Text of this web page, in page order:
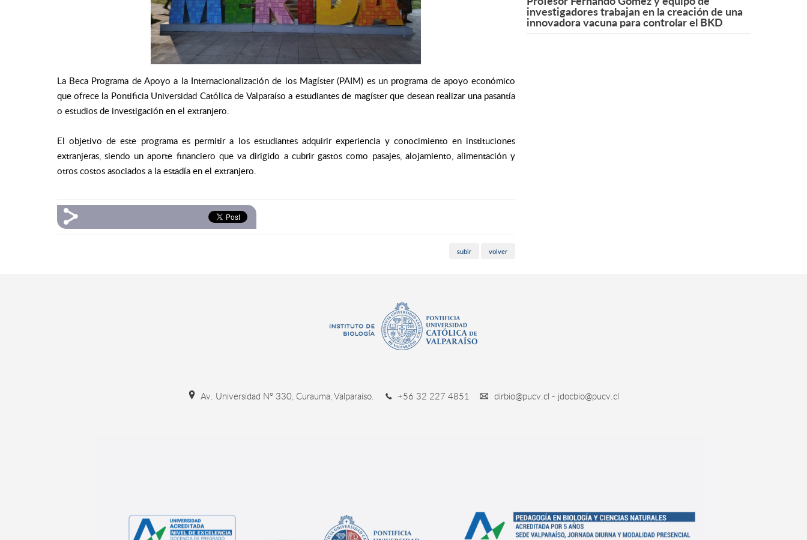
La Beca Programa de Apoyo a la Internacionalización de los Magíster (PAIM) es un programa de apoyo económico
que ofrece la Pontificia Universidad Católica de Valparaíso a estudiantes de magíster que desean realizar una pasantía
o estudios de investigación en el extranjero.
El objetivo de este programa es permitir a los estudiantes adquirir experiencia y conocimiento en instituciones
extranjeras, siendo un aporte financiero que va dirigido a cubrir gastos como pasajes, alojamiento, alimentación y
otros costos asociados a la estadía en el extranjero.
subir volver
investigadores trabajan en la creación de una
innovadora vacuna para controlar el BKD
Av. Universidad Nº 330, Curauma, Valparaíso. +56 32 227 4851 dirbio@pucv.cl - jdocbio@pucv.cl